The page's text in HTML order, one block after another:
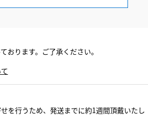
おります。ご了承ください。
を行うため、発送までに約1週間頂戴いたし